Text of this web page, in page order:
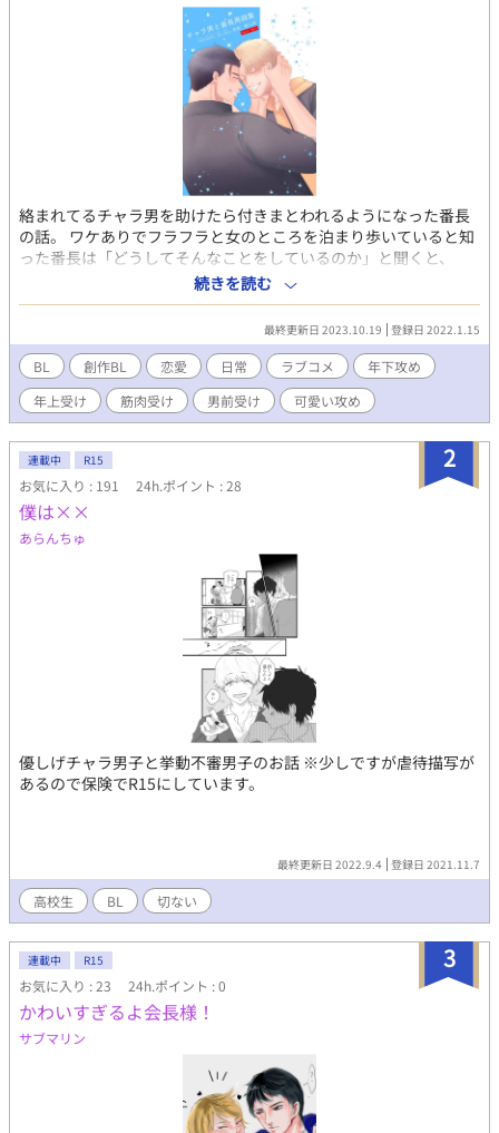
絡まれてるチャラ男を助けたら付きまとわれるようになった番長
の話。 ワケありでフラフラと女のところを泊まり歩いていると知
った番長は「どうしてそんなことをしているのか」と聞くと、
「アンタには関係ない」と姿を消すチャラ男。 しかしまたまた不
良に絡まれていてそれを助け自分の家に連れて行く。 「お前のそ
の顔見てると、放っておけねぇんだよ」 「…バカ、番長のバカ」
「なら責任持って抱かせてよ」 「───ハァッ！？」 という感じ
の学園ラブコメもどきBL。 再録本用に描き直した箇所があるた
め、再録ネタがあります。
続きを読む
最終更新日 2023.10.19 登録日 2022.1.15
BL 創作BL 恋愛 日常 ラブコメ
年下攻め
年上受け
筋肉受け 男前受け 可愛い攻め
2
連載中 R15
お気に入り : 191 24h.ポイント : 28
僕は××
あらんちゅ
優しげチャラ男子と挙動不審男子のお話 ※少しですが虐待描写が
あるので保険でR15にしています。
最終更新日 2022.9.4 登録日 2021.11.7
高校生 BL 切ない
3
連載中 R15
お気に入り : 23 24h.ポイント : 0
かわいすぎるよ会長様！
サブマリン